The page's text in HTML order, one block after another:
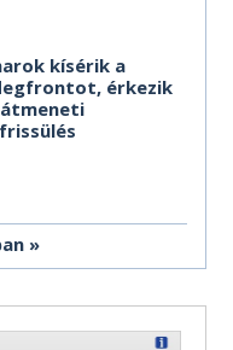
kísérik a
érkezik